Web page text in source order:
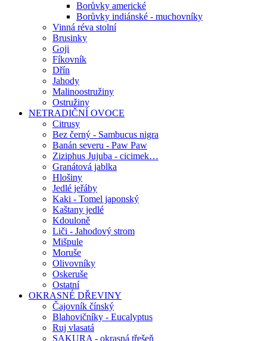
Borůvky americké
Borůvky indiánské - muchovníky
Vinná réva stolní
Brusinky
Goji
Fíkovník
Dřín
Jahody
Malinoostružiny
Ostružiny
NETRADIČNÍ OVOCE
Citrusy
Bez černý - Sambucus nigra
Banán severu - Paw Paw
Ziziphus Jujuba - cicimek…
Granátová jablka
Hlošiny
Jedlé jeřáby
Kaki - Tomel japonský
Kaštany jedlé
Kdouloně
Liči - Jahodový strom
Mišpule
Moruše
Olivovníky
Oskeruše
Ostatní
OKRASNÉ DŘEVINY
Čajovník čínský
Blahovičníky - Eucalyptus
Ruj vlasatá
SAKURA - okrasná třešeň